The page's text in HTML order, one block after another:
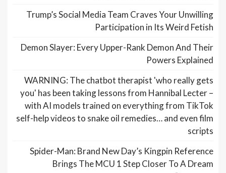
Trump’s Social Media Team Craves Your Unwilling
Participation in Its Weird Fetish
Demon Slayer: Every Upper-Rank Demon And Their
Powers Explained
WARNING: The chatbot therapist 'who really gets
you' has been taking lessons from Hannibal Lecter –
with AI models trained on everything from TikTok
self-help videos to snake oil remedies… and even film
scripts
Spider-Man: Brand New Day’s Kingpin Reference
Brings The MCU 1 Step Closer To A Dream